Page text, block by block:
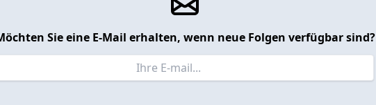
Sie eine E-Mail erhalten, wenn neue Folgen verfügbar sind?